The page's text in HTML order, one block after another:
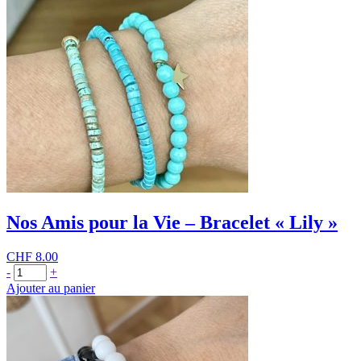
Nos Amis pour la Vie – Bracelet « Lily »
CHF 8.00
- quantité
de
Nos
Amis
+
Ajouter au panier